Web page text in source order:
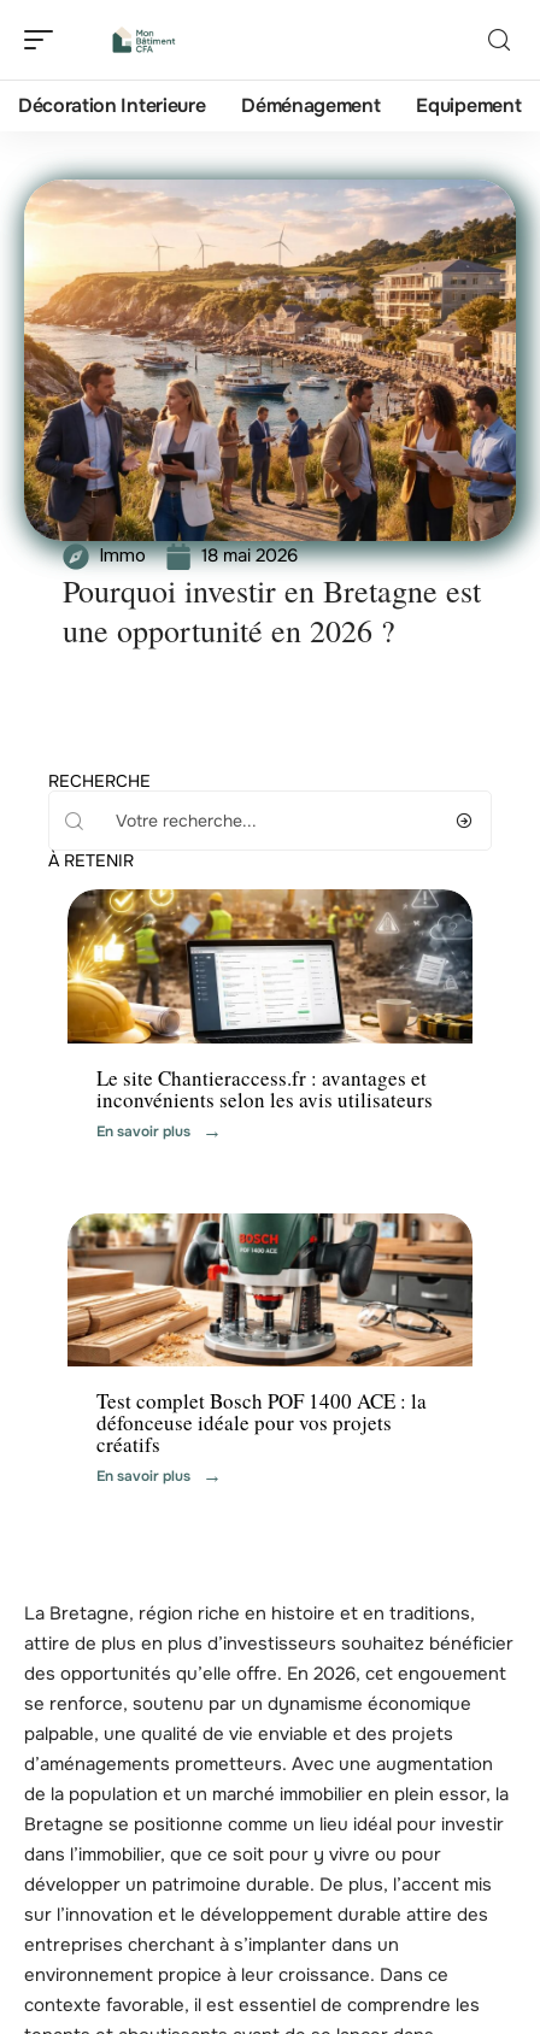
Décoration Interieure Déménagement Equipement
Immo 18 mai 2026
Pourquoi investir en Bretagne est
une opportunité en 2026 ?
RECHERCHE
À RETENIR
Travaux
Le site Chantieraccess.fr : avantages et
inconvénients selon les avis utilisateurs
En savoir plus
Travaux
Test complet Bosch POF 1400 ACE : la
défonceuse idéale pour vos projets
créatifs
En savoir plus
La Bretagne, région riche en histoire et en traditions,
attire de plus en plus d’investisseurs souhaitez bénéficier
des opportunités qu’elle offre. En 2026, cet engouement
se renforce, soutenu par un dynamisme économique
palpable, une qualité de vie enviable et des projets
d’aménagements prometteurs. Avec une augmentation
de la population et un marché immobilier en plein essor, la
Bretagne se positionne comme un lieu idéal pour investir
dans l’immobilier, que ce soit pour y vivre ou pour
développer un patrimoine durable. De plus, l’accent mis
sur l’innovation et le développement durable attire des
entreprises cherchant à s’implanter dans un
environnement propice à leur croissance. Dans ce
contexte favorable, il est essentiel de comprendre les